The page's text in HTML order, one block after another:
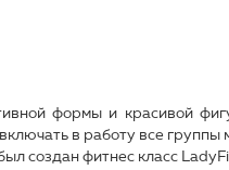
формы и красивой
в работу все группы
создан фитнес класс